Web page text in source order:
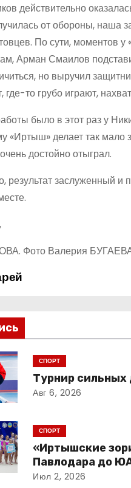
действительно
от обороны, наша
По сути, моментов
Арман Смаилов
но выручил
то грубо играют,
было в этот раз у
«Иртыш» делает так
достойно отыграл.
результат заслуженный и
Фото Валерия
СПОРТ
Турнир сильных
Авг 6, 2026
СПОРТ
«Иртышские
Павлодара до
Июл 2, 2026